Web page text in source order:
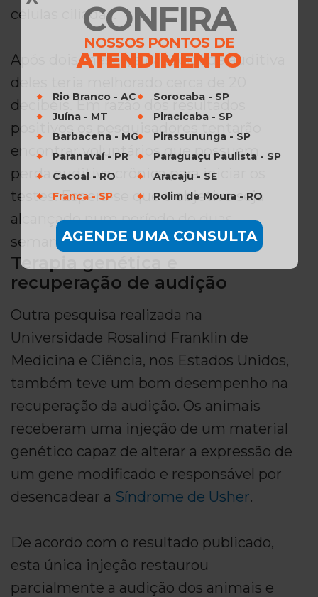
CONFIRA
NOSSOS PONTOS DE
ATENDIMENTO
Rio Branco - AC
Juína - MT
Barbacena - MG
Paranavaí - PR
Cacoal - RO
Franca - SP
Sorocaba - SP
Piracicaba - SP
Pirassununga - SP
Paraguaçu Paulista - SP
Aracaju - SE
Rolim de Moura - RO
AGENDE UMA CONSULTA
células ciliadas.
Após dois meses, a capacidade auditiva
deles teria melhorado cerca de 20
decibéis. Em razão dos resultados
positivos os pesquisadores tentarão
encontrar voluntários que possuem
perda auditiva crônica para iniciar os
testes. Espera-se que o objetivo seja
alcançado num período de duas
semanas a dois meses.
Terapia genética e
recuperação de audição
Outra pesquisa realizada na
Universidade Rosalind Franklin de
Medicina e Ciência, nos Estados Unidos,
também teve um bom desempenho na
recuperação da audição. Os animais
receberam uma injeção de um material
genético capaz de alterar a expressão de
um gene modificado e responsável por
desencadear a Síndrome de Usher.
De acordo com o resultado publicado,
esta única injeção restaurou
parcialmente a audição dos animais e